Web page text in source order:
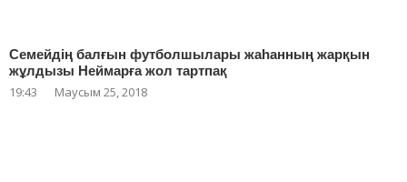
Семейдің балғын футболшылары жаһанның жарқын
жұлдызы Неймарға жол тартпақ
19:43 Маусым 25, 2018